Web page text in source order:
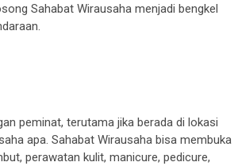
Sahabat Wirausaha menjadi bengkel
peminat, terutama jika berada di lokasi
apa. Sahabat Wirausaha bisa membuka
perawatan kulit, manicure, pedicure,